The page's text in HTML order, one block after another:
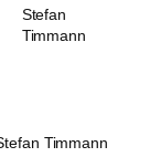
Stefan
Timmann
Timmann